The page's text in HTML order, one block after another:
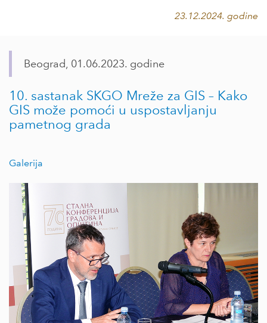
23.12.2024. godine
Beograd, 01.06.2023. godine
10. sastanak SKGO Mreže za GIS – Kako
GIS može pomoći u uspostavljanju
pametnog grada
Galerija